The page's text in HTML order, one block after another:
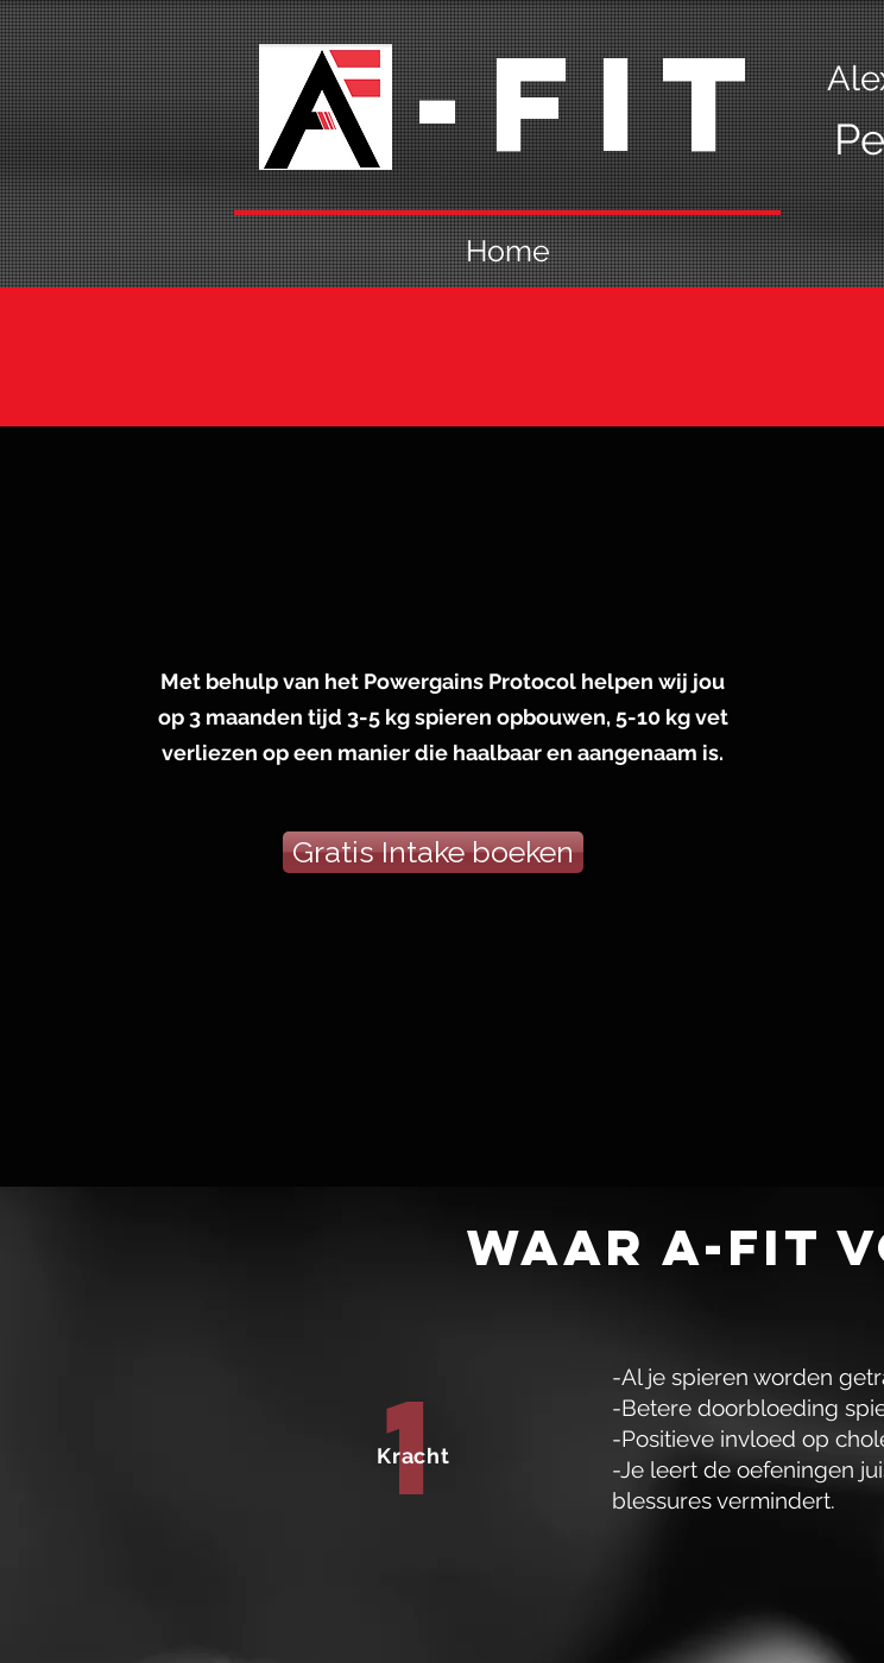
A-Fit
Home
Met behulp van het Powergains Protocol helpen wij jou
op 3 maanden tijd 3-5 kg spieren opbouwen, 5-10 kg vet
verliezen op een manier die haalbaar en aangenaam is.
Gratis Intake boeken
Waar A-Fit
1
Kracht
-Al je spieren worden
-Betere doorbloeding
-Positieve invloed op
-Je leert de oefeningen
blessures vermindert.